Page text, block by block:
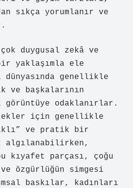
sıkça yorumlanır ve
duygusal zekâ ve
yaklaşımla ele
dünyasında genellikle
başkalarının
görüntüye odaklanırlar.
için genellikle
ve pratik bir
algılanabilirken,
kıyafet parçası, çoğu
özgürlüğün simgesi
baskılar, kadınları